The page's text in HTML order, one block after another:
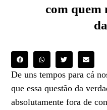
com quem
De uns tempos para cá
que essa questão da
absolutamente fora de